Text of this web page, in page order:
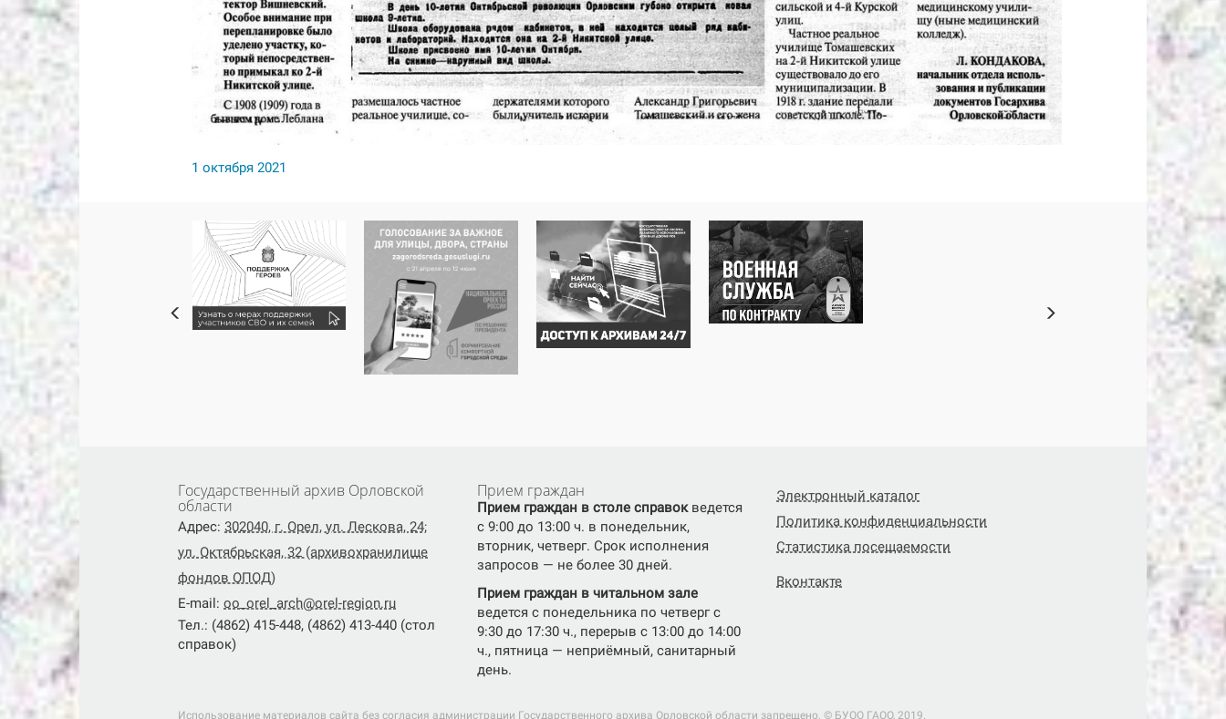
1 октября 2021
Государственный архив Орловской
области
Адрес: 302040, г. Орел, ул. Лескова, 24;
ул. Октябрьская, 32 (архивохранилище
фондов ОПОД)
E-mail: oo_orel_arch@orel-region.ru
Тел.: (4862) 415-448, (4862) 413-440 (стол
справок)
Прием граждан
Прием граждан в столе справокведется
с 9:00 до 13:00 ч. в понедельник,
вторник, четверг. Срок исполнения
запросов — не более 30 дней.
Прием граждан в читальном зале
ведется с понедельника по четверг с
9:30 до 17:30 ч., перерыв с 13:00 до 14:00
ч., пятница — неприёмный, санитарный
день.
Электронный каталог
Политика конфиденциальности
Статистика посещаемости
Вконтакте
Использование материалов сайта без согласия администрации Государственного архива Орловской области запрещено. © БУОО ГАОO, 2019.